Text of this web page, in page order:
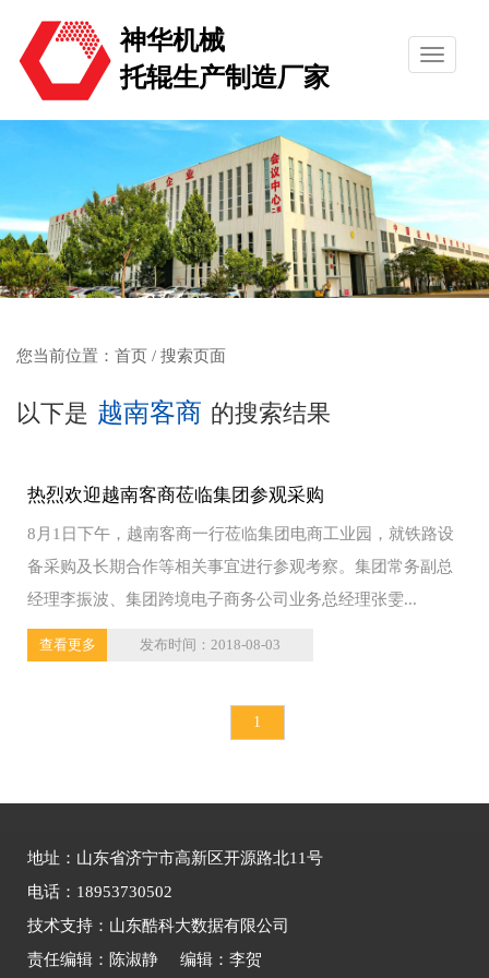
神华机械
托辊生产制造厂家
您当前位置： 首页 / 搜索页面
以下是 越南客商 的搜索结果
热烈欢迎越南客商莅临集团参观采购
8月1日下午，越南客商一行莅临集团电商工业园，就铁路设
备采购及长期合作等相关事宜进行参观考察。集团常务副总
经理李振波、集团跨境电子商务公司业务总经理张雯...
查看更多 发布时间：2018-08-03
1
地址：山东省济宁市高新区开源路北11号
电话：18953730502
技术支持：山东酷科大数据有限公司
责任编辑：陈淑静 编辑：李贺